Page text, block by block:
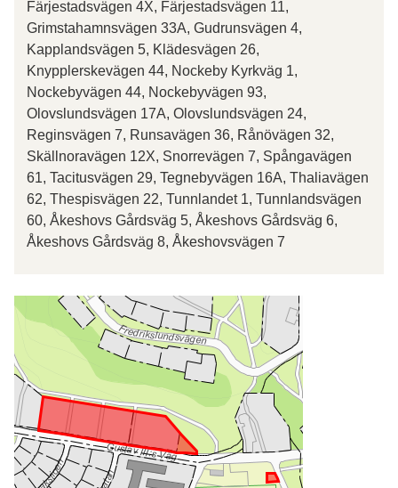
Färjestadsvägen 4X, Färjestadsvägen 11,
Grimstahamnsvägen 33A, Gudrunsvägen 4,
Kapplandsvägen 5, Klädesvägen 26,
Knypplerskevägen 44, Nockeby Kyrkväg 1,
Nockebyvägen 44, Nockebyvägen 93,
Olovslundsvägen 17A, Olovslundsvägen 24,
Reginsvägen 7, Runsavägen 36, Rånövägen 32,
Skällnoravägen 12X, Snorrevägen 7, Spångavägen
61, Tacitusvägen 29, Tegnebyvägen 16A, Thaliavägen
62, Thespisvägen 22, Tunnlandet 1, Tunnlandsvägen
60, Åkeshovs Gårdsväg 5, Åkeshovs Gårdsväg 6,
Åkeshovs Gårdsväg 8, Åkeshovsvägen 7